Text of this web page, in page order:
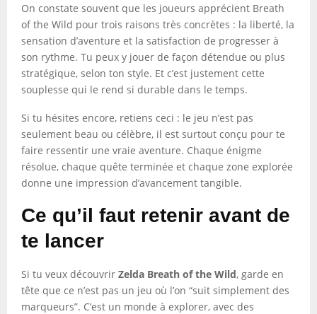
On constate souvent que les joueurs apprécient Breath
of the Wild pour trois raisons très concrètes : la liberté, la
sensation d’aventure et la satisfaction de progresser à
son rythme. Tu peux y jouer de façon détendue ou plus
stratégique, selon ton style. Et c’est justement cette
souplesse qui le rend si durable dans le temps.
Si tu hésites encore, retiens ceci : le jeu n’est pas
seulement beau ou célèbre, il est surtout conçu pour te
faire ressentir une vraie aventure. Chaque énigme
résolue, chaque quête terminée et chaque zone explorée
donne une impression d’avancement tangible.
Ce qu’il faut retenir avant de
te lancer
Si tu veux découvrir Zelda Breath of the Wild, garde en
tête que ce n’est pas un jeu où l’on “suit simplement des
marqueurs”. C’est un monde à explorer, avec des